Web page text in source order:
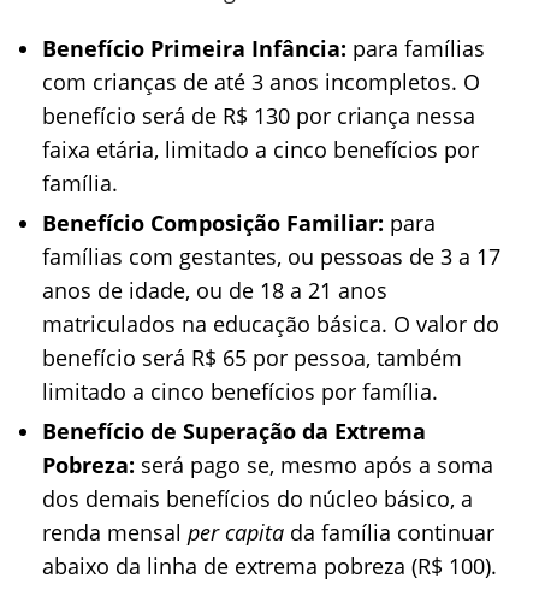
Benefício Primeira Infância: para famílias
com crianças de até 3 anos incompletos. O
benefício será de R$ 130 por criança nessa
faixa etária, limitado a cinco benefícios por
família.
Benefício Composição Familiar: para
famílias com gestantes, ou pessoas de 3 a 17
anos de idade, ou de 18 a 21 anos
matriculados na educação básica. O valor do
benefício será R$ 65 por pessoa, também
limitado a cinco benefícios por família.
Benefício de Superação da Extrema
Pobreza: será pago se, mesmo após a soma
dos demais benefícios do núcleo básico, a
renda mensal per capita da família continuar
abaixo da linha de extrema pobreza (R$ 100).